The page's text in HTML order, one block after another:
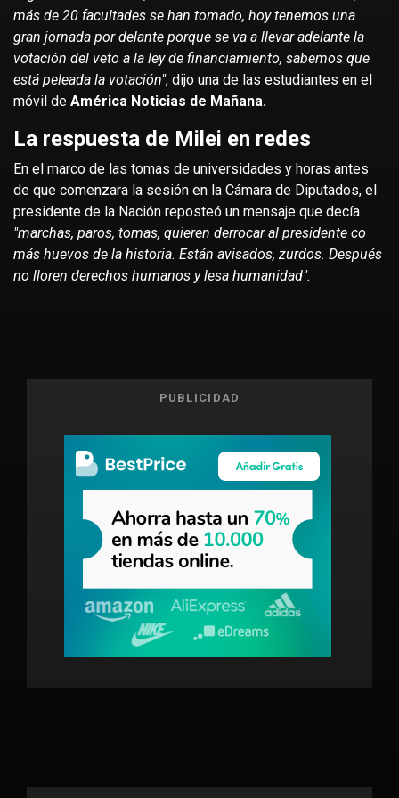
más de 20 facultades se han tomado, hoy tenemos una
gran jornada por delante porque se va a llevar adelante la
votación del veto a la ley de financiamiento, sabemos que
está peleada la votación", dijo una de las estudiantes en el
móvil de América Noticias de Mañana.
La respuesta de Milei en redes
En el marco de las tomas de universidades y horas antes
de que comenzara la sesión en la Cámara de Diputados, el
presidente de la Nación reposteó un mensaje que decía
"marchas, paros, tomas, quieren derrocar al presidente co
más huevos de la historia. Están avisados, zurdos. Después
no lloren derechos humanos y lesa humanidad".
PUBLICIDAD